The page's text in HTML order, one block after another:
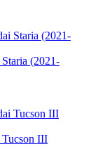
(2021-
III